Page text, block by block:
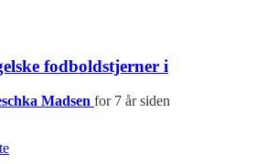
fodboldstjerner i
Madsen for 7 år siden